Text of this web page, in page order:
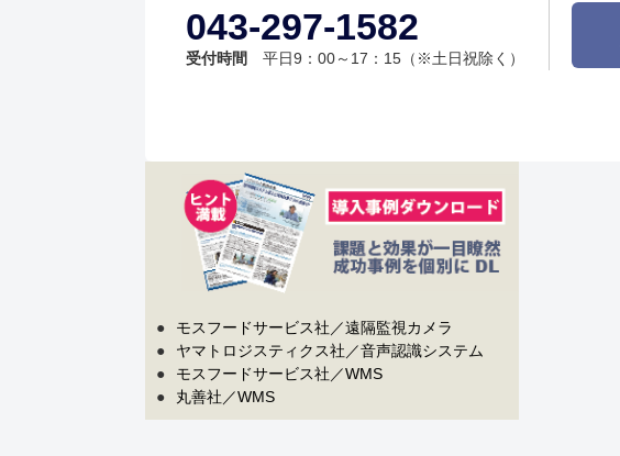
043-297-1582
受付時間 平日9：00～17：15（※土日祝除く）
●
モスフードサービス社／遠隔監視カメラ
●
ヤマトロジスティクス社／音声認識システム
●
モスフードサービス社／WMS
●
丸善社／WMS